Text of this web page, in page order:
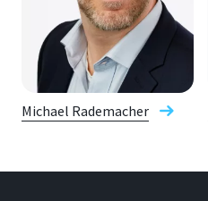
Michael Rademacher